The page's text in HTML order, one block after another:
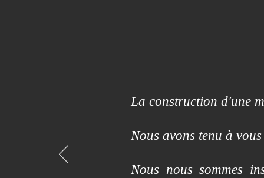
La construction d'une
Nous avons tenu à
Nous nous sommes